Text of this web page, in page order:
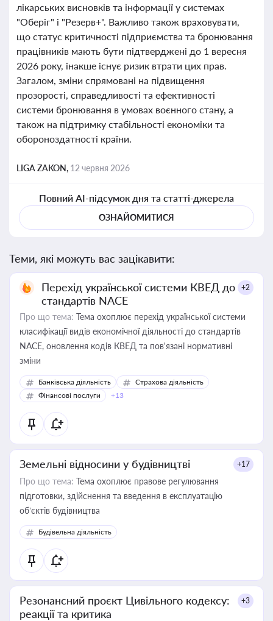
лікарських висновків та інформації у системах
"Оберіг" і "Резерв+". Важливо також враховувати,
що статус критичності підприємства та бронювання
працівників мають бути підтверджені до 1 вересня
2026 року, інакше існує ризик втрати цих прав.
Загалом, зміни спрямовані на підвищення
прозорості, справедливості та ефективності
системи бронювання в умовах воєнного стану, а
також на підтримку стабільності економіки та
обороноздатності країни.
LIGA ZAKON, 12 червня 2026
Повний AI-підсумок дня та статті-джерела
ОЗНАЙОМИТИСЯ
Теми, які можуть вас зацікавити:
Перехід української системи КВЕД до
стандартів NACE
+2
Про що тема: Тема охоплює перехід української системи
класифікації видів економічної діяльності до стандартів
NACE, оновлення кодів КВЕД та пов'язані нормативні
зміни
Банківська діяльність
Страхова діяльність
Фінансові послуги
+13
Земельні відносини у будівництві +17
Про що тема: Тема охоплює правове регулювання
підготовки, здійснення та введення в експлуатацію
об’єктів будівництва
Будівельна діяльність
Резонансний проєкт Цивільного кодексу:
реакції та критика
+3